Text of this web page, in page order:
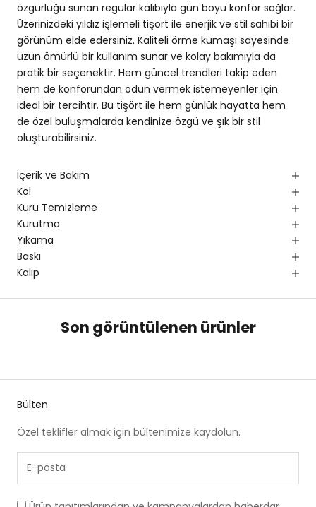
özgürlüğü sunan regular kalıbıyla gün boyu konfor sağlar.
Üzerinizdeki yıldız işlemeli tişört ile enerjik ve stil sahibi bir
görünüm elde edersiniz. Kaliteli örme kumaşı sayesinde
uzun ömürlü bir kullanım sunar ve kolay bakımıyla da
pratik bir seçenektir. Hem güncel trendleri takip eden
hem de konforundan ödün vermek istemeyenler için
ideal bir tercihtir. Bu tişört ile hem günlük hayatta hem
de özel buluşmalarda kendinize özgü ve şık bir stil
oluşturabilirsiniz.
İçerik ve Bakım
Kol
Kuru Temizleme
Kurutma
Yıkama
Baskı
Kalıp
Son görüntülenen ürünler
Bülten
Özel teklifler almak için bültenimize kaydolun.